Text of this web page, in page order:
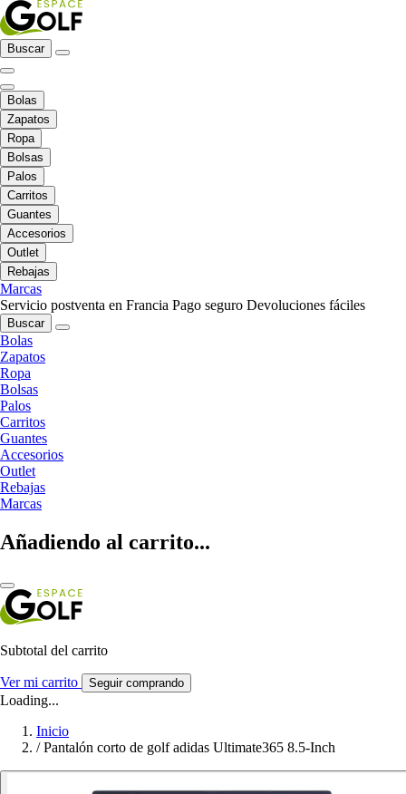
Buscar
Bolas
Zapatos
Ropa
Bolsas
Palos
Carritos
Guantes
Accesorios
Outlet
Rebajas
Marcas
Servicio postventa en Francia Pago seguro Devoluciones fáciles
Buscar
Bolas
Zapatos
Ropa
Bolsas
Palos
Carritos
Guantes
Accesorios
Outlet
Rebajas
Marcas
Añadiendo al carrito...
Subtotal del carrito
Ver mi carrito Seguir comprando
Loading...
Inicio
/ Pantalón corto de golf adidas Ultimate365 8.5-Inch